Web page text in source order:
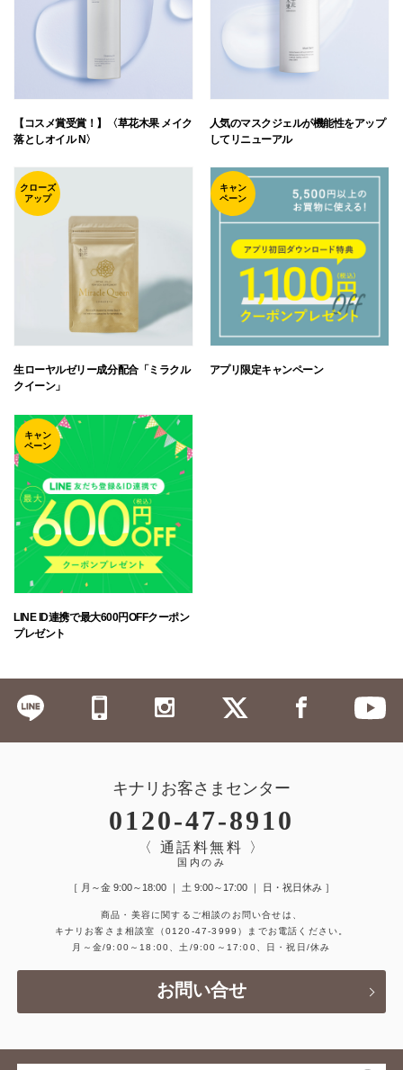
【コスメ賞受賞！】〈草花木果 メイク
落としオイル N〉
人気のマスクジェルが機能性をアップ
してリニューアル
クローズ
アップ
生ローヤルゼリー成分配合「ミラクル
クイーン」
キャン
ペーン
アプリ限定キャンペーン
キャン
ペーン
LINE ID連携で最大600円OFFクーポン
プレゼント
キナリお客さまセンター
0120-47-8910
〈 通話料無料 〉
国内のみ
［ 月～金 9:00～18:00 ｜ 土 9:00～17:00 ｜ 日・祝日休み ］
商品・美容に関するご相談のお問い合せは、
キナリお客さま相談室
（0120-47-3999）
までお電話ください。
月～金/9:00～18:00、土/9:00～17:00、日・祝日/休み
お問い合せ